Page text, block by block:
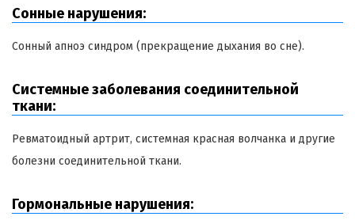
Сонные нарушения:
Сонный апноэ синдром (прекращение дыхания во сне).
Системные заболевания соединительной
ткани:
Ревматоидный артрит, системная красная волчанка и другие
болезни соединительной ткани.
Гормональные нарушения: